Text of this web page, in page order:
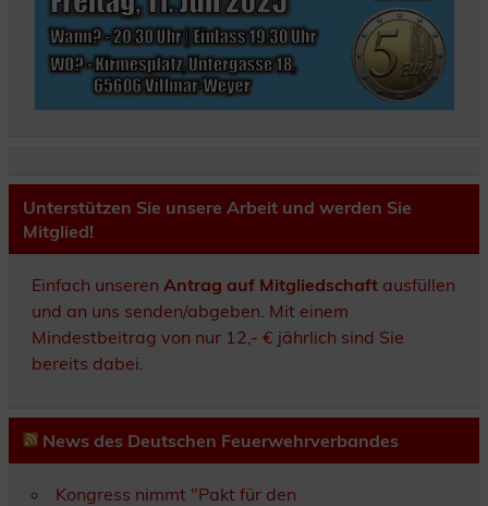
Unterstützen Sie unsere Arbeit und werden Sie
Mitglied!
Einfach unseren Antrag auf Mitgliedschaftausfüllen
und an uns senden/abgeben. Mit einem
Mindestbeitrag von nur 12,- € jährlich sind Sie
bereits dabei.
News des Deutschen Feuerwehrverbandes
Kongress nimmt "Pakt für den